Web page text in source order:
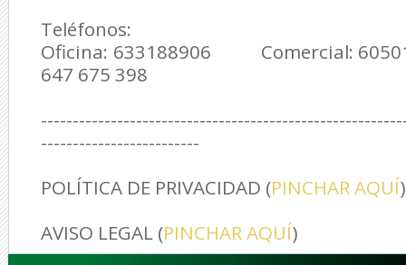
Teléfonos:
Oficina: 633188906 Comercial:
647 675 398
-------------------------
POLÍTICA DE PRIVACIDAD (PINCHAR AQUÍ)
AVISO LEGAL (PINCHAR AQUÍ)